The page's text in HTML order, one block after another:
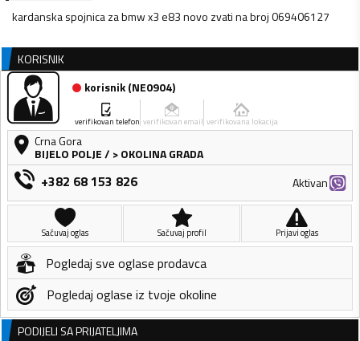
kardanska spojnica za bmw x3 e83 novo zvati na broj 069406127
KORISNIK
korisnik(NE0904)
verifikovan telefon verifikovan email verifikovana lokacija
Crna Gora
BIJELO POLJE/ > OKOLINA GRADA
+382 68 153 826 Aktivan
Sačuvaj oglas Sačuvaj profil Prijavi oglas
Pogledaj sve oglase prodavca
Pogledaj oglase iz tvoje okoline
PODIJELI SA PRIJATELJIMA